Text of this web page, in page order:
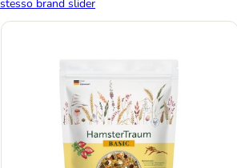
stesso brand slider